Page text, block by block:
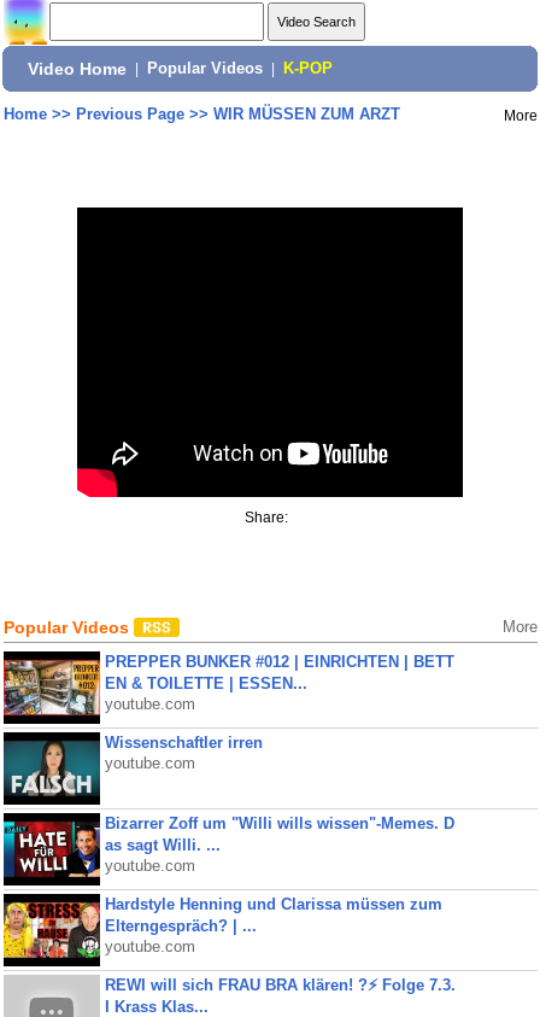
Video Home Popular Videos K-POP
Home>> Previous Page>> WIR MÜSSEN ZUM ARZT More
Share:
Popular Videos More
PREPPER BUNKER #012 | EINRICHTEN | BETT
EN & TOILETTE | ESSEN...
youtube.com
Wissenschaftler irren
youtube.com
Bizarrer Zoff um "Willi wills wissen"-Memes. D
as sagt Willi. ...
youtube.com
Hardstyle Henning und Clarissa müssen zum
Elterngespräch? | ...
youtube.com
REWI will sich FRAU BRA klären! ?⚡️ Folge 7.3.
I Krass Klas...